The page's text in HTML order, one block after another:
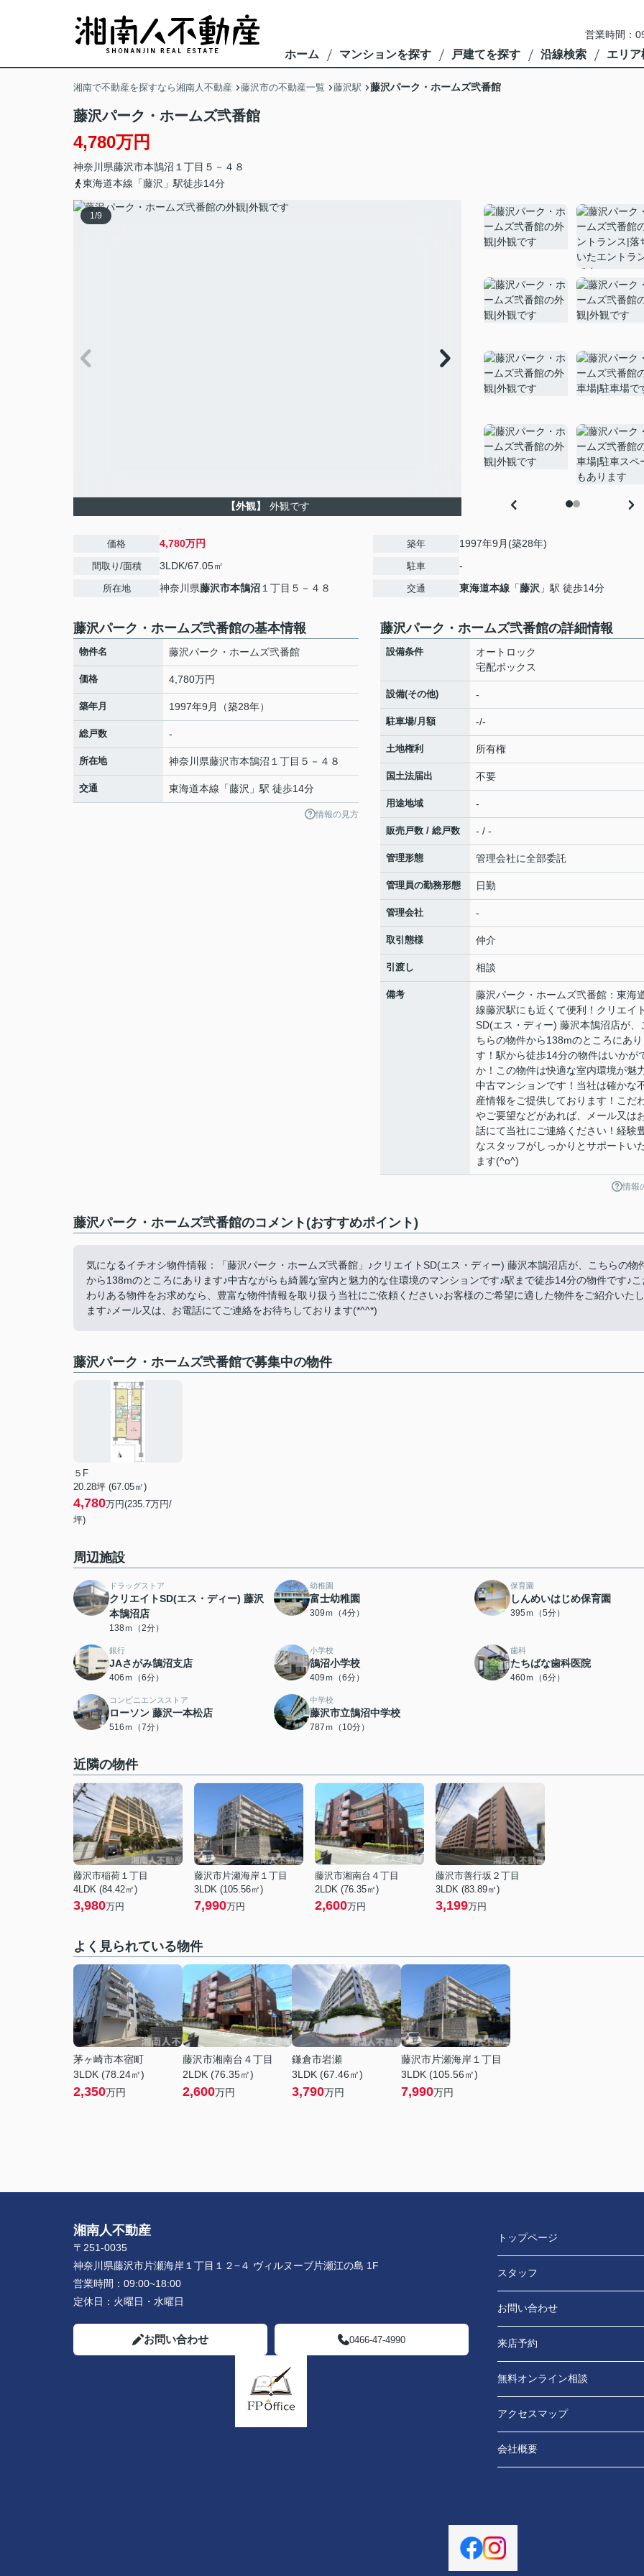
営業時間：
ホーム マンションを探す 戸建てを探す 沿線検索 エリア
湘南で不動産を探すなら湘南人不動産 藤沢市の不動産一覧 藤沢駅 藤沢パーク・ホームズ弐番館
藤沢パーク・ホームズ弐番館
4,780万円
神奈川県藤沢市本鵠沼 １丁目５－４８
東海道本線「藤沢」駅徒歩14分
1/9
【外観】 外観です
価格 4,780万円
間取り/面積 3LDK/67.05㎡
所在地 神奈川県藤沢市本鵠沼 １丁目５－４８
築年 1997年9月(築28年)
駐車 -
交通 東海道本線 「藤沢 」駅 徒歩14分
藤沢パーク・ホームズ弐番館の基本情報
物件名 藤沢パーク・ホームズ弐番館
価格 4,780万円
築年月 1997年9月（築28年）
総戸数 -
所在地 神奈川県藤沢市本鵠沼 １丁目５－４８
交通 東海道本線 「藤沢 」駅 徒歩14分
情報の見方
藤沢パーク・ホームズ弐番館の詳細情報
設備条件
オートロック
宅配ボックス
設備(その他) -
駐車場/月額 -/-
土地権利 所有権
国土法届出 不要
用途地域 -
販売戸数 / 総戸数 - / -
管理形態 管理会社に全部委託
管理員の勤務形態 日勤
管理会社 -
取引態様 仲介
引渡し 相談
備考
藤沢パーク・ホームズ弐番館：東海
線藤沢駅にも近くて便利！クリエイ
SD(エス・ディー) 藤沢本鵠沼店が、
ちらの物件から138mのところにあ
す！駅から徒歩14分の物件はいかが
か！この物件は快適な室内環境が魅
中古マンションです！当社は確かな
産情報をご提供しております！こだ
やご要望などがあれば、メール又は
話にて当社にご連絡ください！経験
なスタッフがしっかりとサポートい
ます(^o^)
情報
藤沢パーク・ホームズ弐番館のコメント(おすすめポイント)
気になるイチオシ物件情報：「藤沢パーク・ホームズ弐番館」♪クリエイトSD(エス・ディー) 藤沢本鵠沼店が、こちらの物
から138mのところにあります♪中古ながらも綺麗な室内と魅力的な住環境のマンションです♪駅まで徒歩14分の物件です♪こ
わりある物件をお求めなら、豊富な物件情報を取り扱う当社にご依頼ください♪お客様のご希望に適した物件をご紹介いたし
ます♪メール又は、お電話にてご連絡をお待ちしております(*^^*)
藤沢パーク・ホームズ弐番館で募集中の物件
５F
20.28坪 (67.05㎡)
4,780万円(235.7万円/
坪)
周辺施設
ドラッグストア
クリエイトSD(エス・ディー) 藤沢
本鵠沼店
138ｍ（2分）
幼稚園
富士幼稚園
309ｍ（4分）
保育園
しんめいはじめ保育園
395ｍ（5分）
銀行
JAさがみ鵠沼支店
406ｍ（6分）
小学校
鵠沼小学校
409ｍ（6分）
歯科
たちばな歯科医院
460ｍ（6分）
コンビニエンスストア
ローソン 藤沢一本松店
516ｍ（7分）
中学校
藤沢市立鵠沼中学校
787ｍ（10分）
近隣の物件
藤沢市稲荷１丁目
4LDK (84.42㎡)
3,980万円
藤沢市片瀬海岸１丁目
3LDK (105.56㎡)
7,990万円
藤沢市湘南台４丁目
2LDK (76.35㎡)
2,600万円
藤沢市善行坂２丁目
3LDK (83.89㎡)
3,199万円
よく見られている物件
茅ヶ崎市本宿町
3LDK (78.24㎡)
2,350万円
藤沢市湘南台４丁目
2LDK (76.35㎡)
2,600万円
鎌倉市岩瀬
3LDK (67.46㎡)
3,790万円
藤沢市片瀬海岸１丁目
3LDK (105.56㎡)
7,990万円
湘南人不動産
〒251-0035
神奈川県藤沢市片瀬海岸１丁目１２−４ ヴィルヌーブ片瀬江の島 1F
営業時間： 09:00~18:00
定休日： 火曜日・水曜日
お問い合わせ 0466-47-4990
トップページ
スタッフ
お問い合わせ
来店予約
無料オンライン相談
アクセスマップ
会社概要